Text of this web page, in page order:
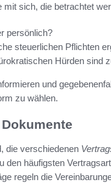
mit sich, die betrachtet
persönlich?
steuerlichen Pflichten
Hürden sind
und
zu wählen.
die verschiedenen
den häufigsten
regeln die